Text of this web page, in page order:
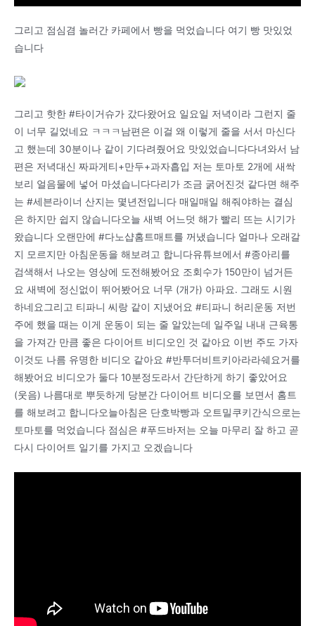
그리고 점심겸 놀러간 카페에서 빵을 먹었습니다 여기 빵 맛있었
습니다
그리고 핫한 #타이거슈가 갔다왔어요 일요일 저녁이라 그런지 줄
이 너무 길었네요 ㅋㅋㅋ남편은 이걸 왜 이렇게 줄을 서서 마신다
고 했는데 30분이나 같이 기다려줬어요 맛있었습니다다녀와서 남
편은 저녁대신 짜파게티+만두+과자흡입 저는 토마토 2개에 새싹
보리 얼음물에 넣어 마셨습니다다리가 조금 굵어진것 같다면 해주
는 #세븐라이너 산지는 몇년전입니다 매일매일 해줘야하는 결심
은 하지만 쉽지 않습니다오늘 새벽 어느덧 해가 빨리 뜨는 시기가
왔습니다 오랜만에 #다노샵홈트매트를 꺼냈습니다 얼마나 오래갈
지 모르지만 아침운동을 해보려고 합니다유튜브에서 #종아리를
검색해서 나오는 영상에 도전해봤어요 조회수가 150만이 넘거든
요 새벽에 정신없이 뛰어봤어요 너무 (개가) 아파요. 그래도 시원
하네요그리고 티파니 씨랑 같이 지냈어요 #티파니 허리운동 저번
주에 했을 때는 이게 운동이 되는 줄 알았는데 일주일 내내 근육통
을 가져간 만큼 좋은 다이어트 비디오인 것 같아요 이번 주도 가자
이것도 나름 유명한 비디오 같아요 #반투더비트키아라라쉐요거를
해봤어요 비디오가 둘다 10분정도라서 간단하게 하기 좋았어요
(웃음) 나름대로 뿌듯하게 당분간 다이어트 비디오를 보면서 홈트
를 해보려고 합니다오늘아침은 단호박빵과 오트밀쿠키간식으로는
토마토를 먹었습니다 점심은 #푸드바저는 오늘 마무리 잘 하고 곧
다시 다이어트 일기를 가지고 오겠습니다